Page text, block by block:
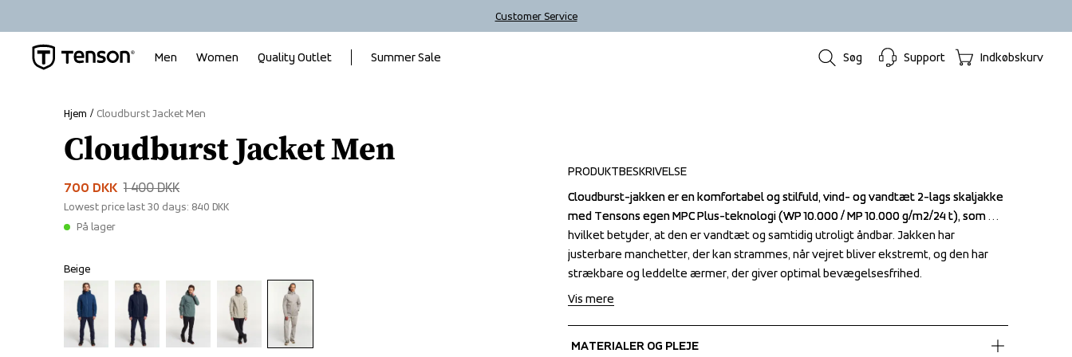
Customer Service
Men Women Quality Outlet Summer Sale Søg Support Indkøbskurv
Hjem Cloudburst Jacket Men
Cloudburst Jacket Men
700 DKK 1 400 DKK
Lowest price last 30 days: 840 DKK
På lager
Beige
PRODUKTBESKRIVELSE
Cloudburst-jakken er en komfortabel og stilfuld, vind- og vandtæt 2-lags skaljakke
med Tensons egen MPC Plus-teknologi (WP 10.000 / MP 10.000 g/m2/24 t), som
hvilket betyder, at den er vandtæt og samtidig utroligt åndbar. Jakken har
justerbare manchetter, der kan strammes, når vejret bliver ekstremt, og den har
strækbare og leddelte ærmer, der giver optimal bevægelsesfrihed.
Cloudburst-jakken er en komfortabel og stilfuld, vind- og vandtæt 2-lags skaljakke
med Tensons egen MPC Plus-teknologi (WP 10.000 / MP 10.000 g/m2/24 t), som
hvilket betyder, at den er vandtæt og samtidig utroligt åndbar. Jakken har
justerbare manchetter, der kan strammes, når vejret bliver ekstremt, og den har
strækbare og leddelte ærmer, der giver optimal bevægelsesfrihed.
Vis mere
MATERIALER OG PLEJE